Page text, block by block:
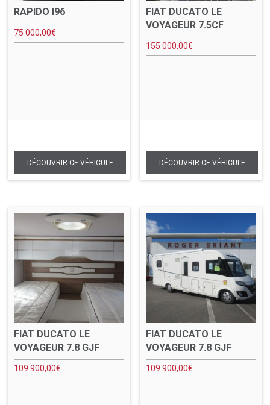
RAPIDO I96
75 000,00€
FIAT DUCATO LE
VOYAGEUR 7.5CF
155 000,00€
FIAT DUCATO LE
VOYAGEUR 7.8 GJF
109 900,00€
FIAT DUCATO LE
VOYAGEUR 7.8 GJF
109 900,00€